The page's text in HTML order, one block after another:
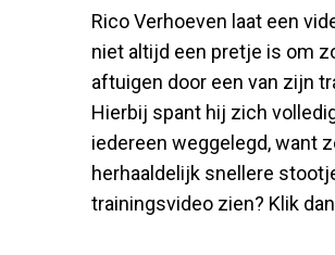
Rico Verhoeven laat een
niet altijd een pretje is om
aftuigen door een van zijn
Hierbij spant hij zich
iedereen weggelegd, want
herhaaldelijk snellere
trainingsvideo zien? Klik